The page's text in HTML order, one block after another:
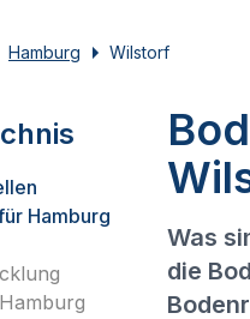
Hamburg Wilstorf
Hamburg
Was
die